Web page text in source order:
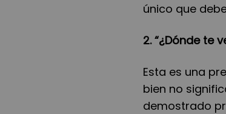
único que
2. “¿Dónde te
Esta es una
bien no
demostrado